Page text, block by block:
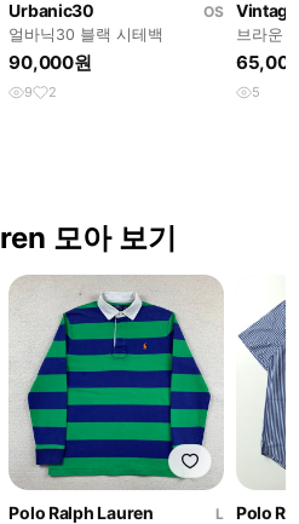
Urbanic30
OS
얼바닉30 블랙 시테백
90,000원
9 2
Vintage
브라운
5
모아 보기
Polo Ralph Lauren
L
Polo